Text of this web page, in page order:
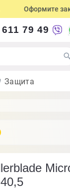
заказ до
79 49
Защита